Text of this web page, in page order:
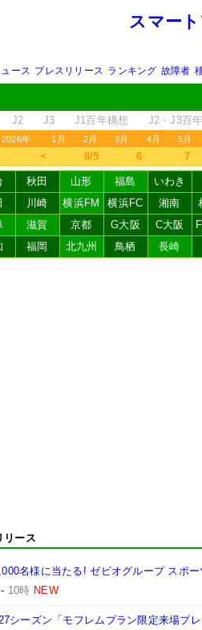
スマー
ース プレスリリース ランキング 故障者
J2 J3 J1百年構想 J2・J3百
2026年 1月 2月 3月 4月 5月
＜ 8/5 6 7
秋田 山形 福島
いわき
川崎 横浜FM 横浜FC 湘南
滋賀 京都 G大阪 C大阪
福岡 北九州 鳥栖 長崎
リース
名様に当たる! ゼビオグループ スポ
- 10時 NEW
シーズン「モフレムプラン限定来場プ